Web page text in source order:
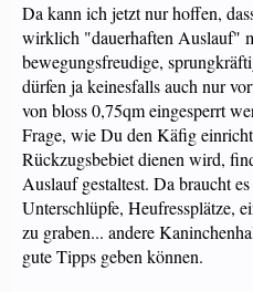
Da kann ich jetzt nur hoffen,
wirklich "dauerhaften Auslauf"
bewegungsfreudige,
dürfen ja keinesfalls auch nur
von bloss 0,75qm eingesperrt
Frage, wie Du den Käfig
Rückzugsbebiet dienen wird,
Auslauf gestaltest. Da braucht
Unterschlüpfe, Heufressplätze,
zu graben... andere
gute Tipps geben können.